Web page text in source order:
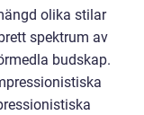
olika stilar
spektrum av
budskap.